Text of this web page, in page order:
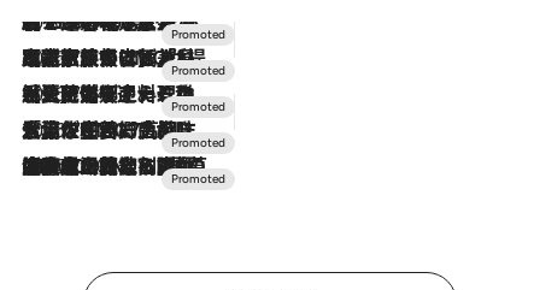
2026.8.7
【トンボの足水浴】ヒノキの香りに包まれて涼感マックス！約13℃の湧水かけ流しを避暑地「星野温泉 トンボの湯」で体験
2026.7.31
【ホテル帰省】という選択肢をOMOが提案。家族とほどよい距離を保つには「昼は実家、夜は気兼ねなくホテルで！」
2026.7.24
【夏限定ディナーコース】旬を迎える稚鮎や花ズッキーニなどをイタリア・トスカーナの郷土料理の手法で満喫！
2026.7.17
「土佐和ハーブかき氷」がOMO7高知に登場！生姜、山椒、大葉など目にも舌にも涼を呼ぶ郷土の味
2026.7.10
NEW OPEN！【界 草津】名湯の地に誕生。趣の異なる2種の温泉と上州ならではの会席・蕎麦割烹など美食を味わう究極の癒やし旅